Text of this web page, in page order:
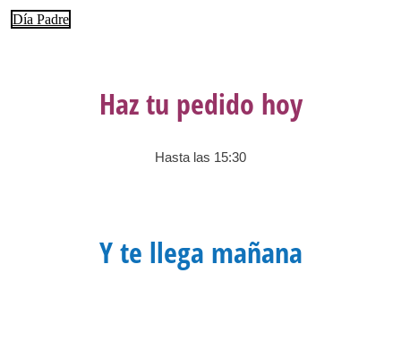
Día Padre
Haz tu pedido hoy
Hasta las 15:30
Y te llega mañana